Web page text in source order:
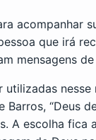
acompanhar
que irá
mensagens
“Deus
A escolha